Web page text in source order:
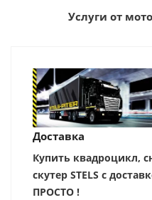
Услуги от
Доставка
Купить квадроцикл,
скутер STELS с
ПРОСТО !